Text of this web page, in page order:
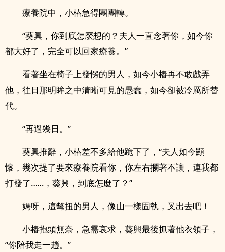
療養院中，小樁急得團團轉。
“葵興，你到底怎麼想的？夫人一直念著你，如今你
都大好了，完全可以回家療養。”
看著坐在椅子上發愣的男人，如今小樁再不敢戲弄
他，往日那明眸之中清晰可見的愚蠢，如今卻被冷厲所替
代。
“再過幾日。”
葵興推辭，小樁差不多給他跪下了，“夫人如今顯
懷，幾次提了要來療養院看你，你左右攔著不讓，連我都
打發了……，葵興，到底怎麼了？”
媽呀，這彆扭的男人，像山一樣固執，叉出去吧！
小樁抱頭無奈，急需哀求，葵興最後抓著他衣領子，
“你陪我走一趟。”